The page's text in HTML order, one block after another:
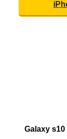
Galaxy s10